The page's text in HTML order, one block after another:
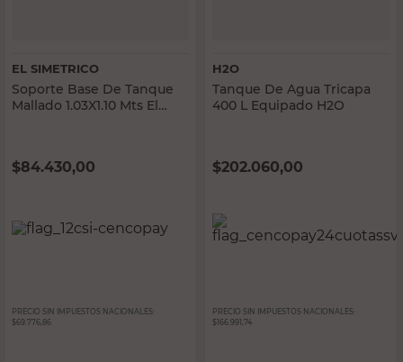
EL SIMETRICO
Soporte Base De Tanque
Mallado 1.03X1.10 Mts El
$84.430,00
PRECIO SIN IMPUESTOS NACIONALES:
$69.776,86
H2O
Tanque De Agua Tricapa
400 L Equipado H2O
$202.060,00
PRECIO SIN IMPUESTOS NACIONALES:
$166.991,74